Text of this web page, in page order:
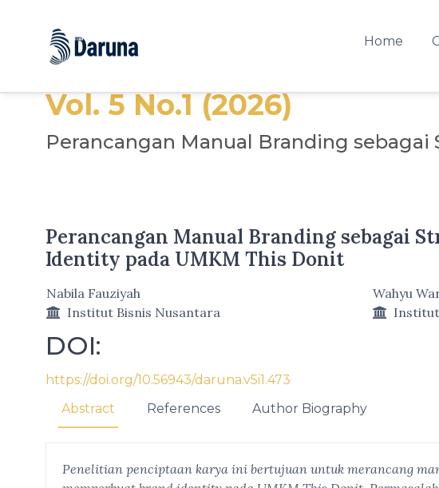
Main Navigation
Main Content
Sidebar
Home
Vol. 5 No.1 (2026)
Perancangan Manual Branding
Perancangan Manual Branding sebagai
Identity pada UMKM This Donit
Nabila Fauziyah
Institut Bisnis Nusantara
Wahyu
DOI:
https://doi.org/10.56943/daruna.v5i1.473
Abstract
References Author Biography
Penelitian penciptaan karya ini bertujuan untuk merancang